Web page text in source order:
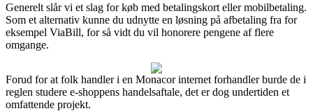
Generelt slår vi et slag for køb med betalingskort eller mobilbetaling.
Som et alternativ kunne du udnytte en løsning på afbetaling fra for
eksempel ViaBill, for så vidt du vil honorere pengene af flere
omgange.
Forud for at folk handler i en Monacor internet forhandler burde de i
reglen studere e-shoppens handelsaftale, det er dog undertiden et
omfattende projekt.